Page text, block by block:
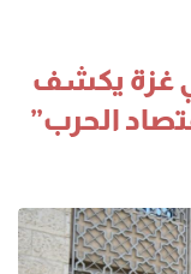
غزة يكشف
الحرب”